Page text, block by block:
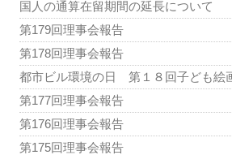
国人の通算在留期間の延長について
第179回理事会報告
第178回理事会報告
都市ビル環境の日 第１８回子ども絵
第177回理事会報告
第176回理事会報告
第175回理事会報告